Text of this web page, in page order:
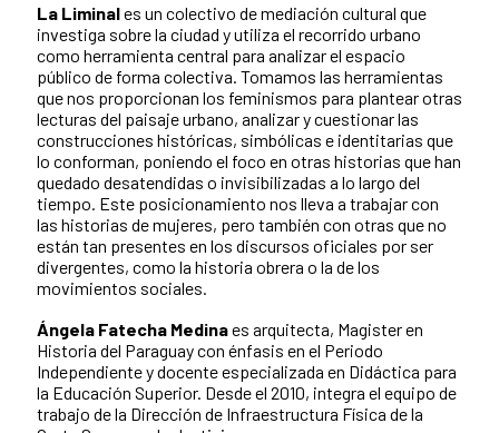
La Liminales un colectivo de mediación cultural que
investiga sobre la ciudad y utiliza el recorrido urbano
como herramienta central para analizar el espacio
público de forma colectiva. Tomamos las herramientas
que nos proporcionan los feminismos para plantear otras
lecturas del paisaje urbano, analizar y cuestionar las
construcciones históricas, simbólicas e identitarias que
lo conforman, poniendo el foco en otras historias que han
quedado desatendidas o invisibilizadas a lo largo del
tiempo. Este posicionamiento nos lleva a trabajar con
las historias de mujeres, pero también con otras que no
están tan presentes en los discursos oficiales por ser
divergentes, como la historia obrera o la de los
movimientos sociales.
Ángela Fatecha Medinaes arquitecta, Magister en
Historia del Paraguay con énfasis en el Periodo
Independiente y docente especializada en Didáctica para
la Educación Superior. Desde el 2010, integra el equipo de
trabajo de la Dirección de Infraestructura Física de la